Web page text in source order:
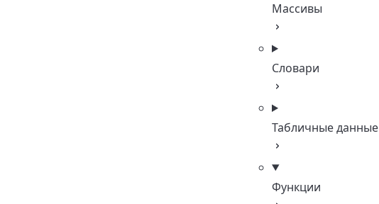
Массивы
Словари
Табличные данные
Функции